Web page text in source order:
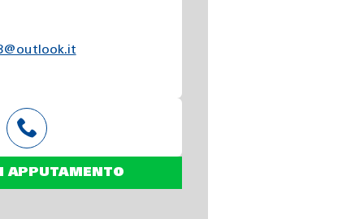
APPUTAMENTO